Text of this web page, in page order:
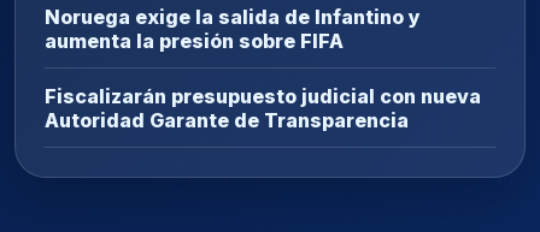
Noruega exige la salida de Infantino y
aumenta la presión sobre FIFA
Fiscalizarán presupuesto judicial con nueva
Autoridad Garante de Transparencia